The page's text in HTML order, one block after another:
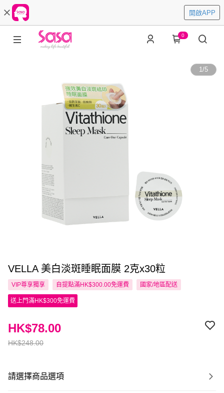
開啟APP
0
1/5
VELLA 美白淡斑睡眠面膜 2克x30粒
VIP尊享獨享 自提點滿HK$300.00免運費 國家/地區配送
送上門滿HK$300免運費
HK$248.00
HK$78.00
請選擇商品選項